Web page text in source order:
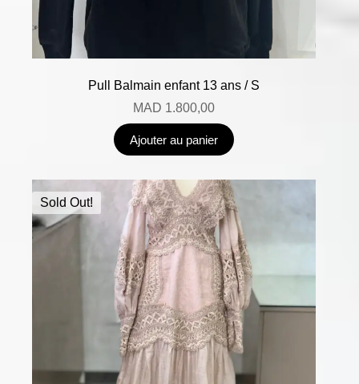
Pull Balmain enfant 13 ans / S
MAD 1.800,00
Ajouter au panier
Sold Out!